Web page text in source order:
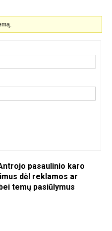
pasaulinio karo
dėl reklamos ar
temų pasiūlymus